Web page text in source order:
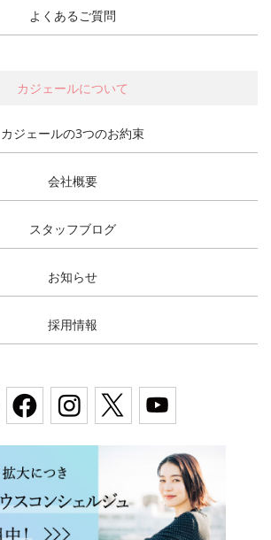
よくあるご質問
カジェールについて
カジェールの3つのお約束
会社概要
スタッフブログ
お知らせ
採用情報